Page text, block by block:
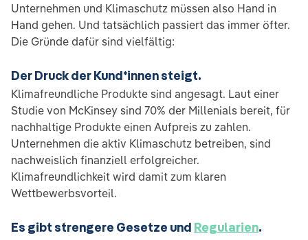
Unternehmen und Klimaschutz müssen also Hand in
Hand gehen. Und tatsächlich passiert das immer öfter.
Die Gründe dafür sind vielfältig:
Der Druck der Kund*innen steigt.
Klimafreundliche Produkte sind angesagt. Laut einer
Studie von McKinsey sind 70% der Millenials bereit, für
nachhaltige Produkte einen Aufpreis zu zahlen.
Unternehmen die aktiv Klimaschutz betreiben, sind
nachweislich finanziell erfolgreicher.
Klimafreundlichkeit wird damit zum klaren
Wettbewerbsvorteil.
Es gibt strengere Gesetze und Regularien.